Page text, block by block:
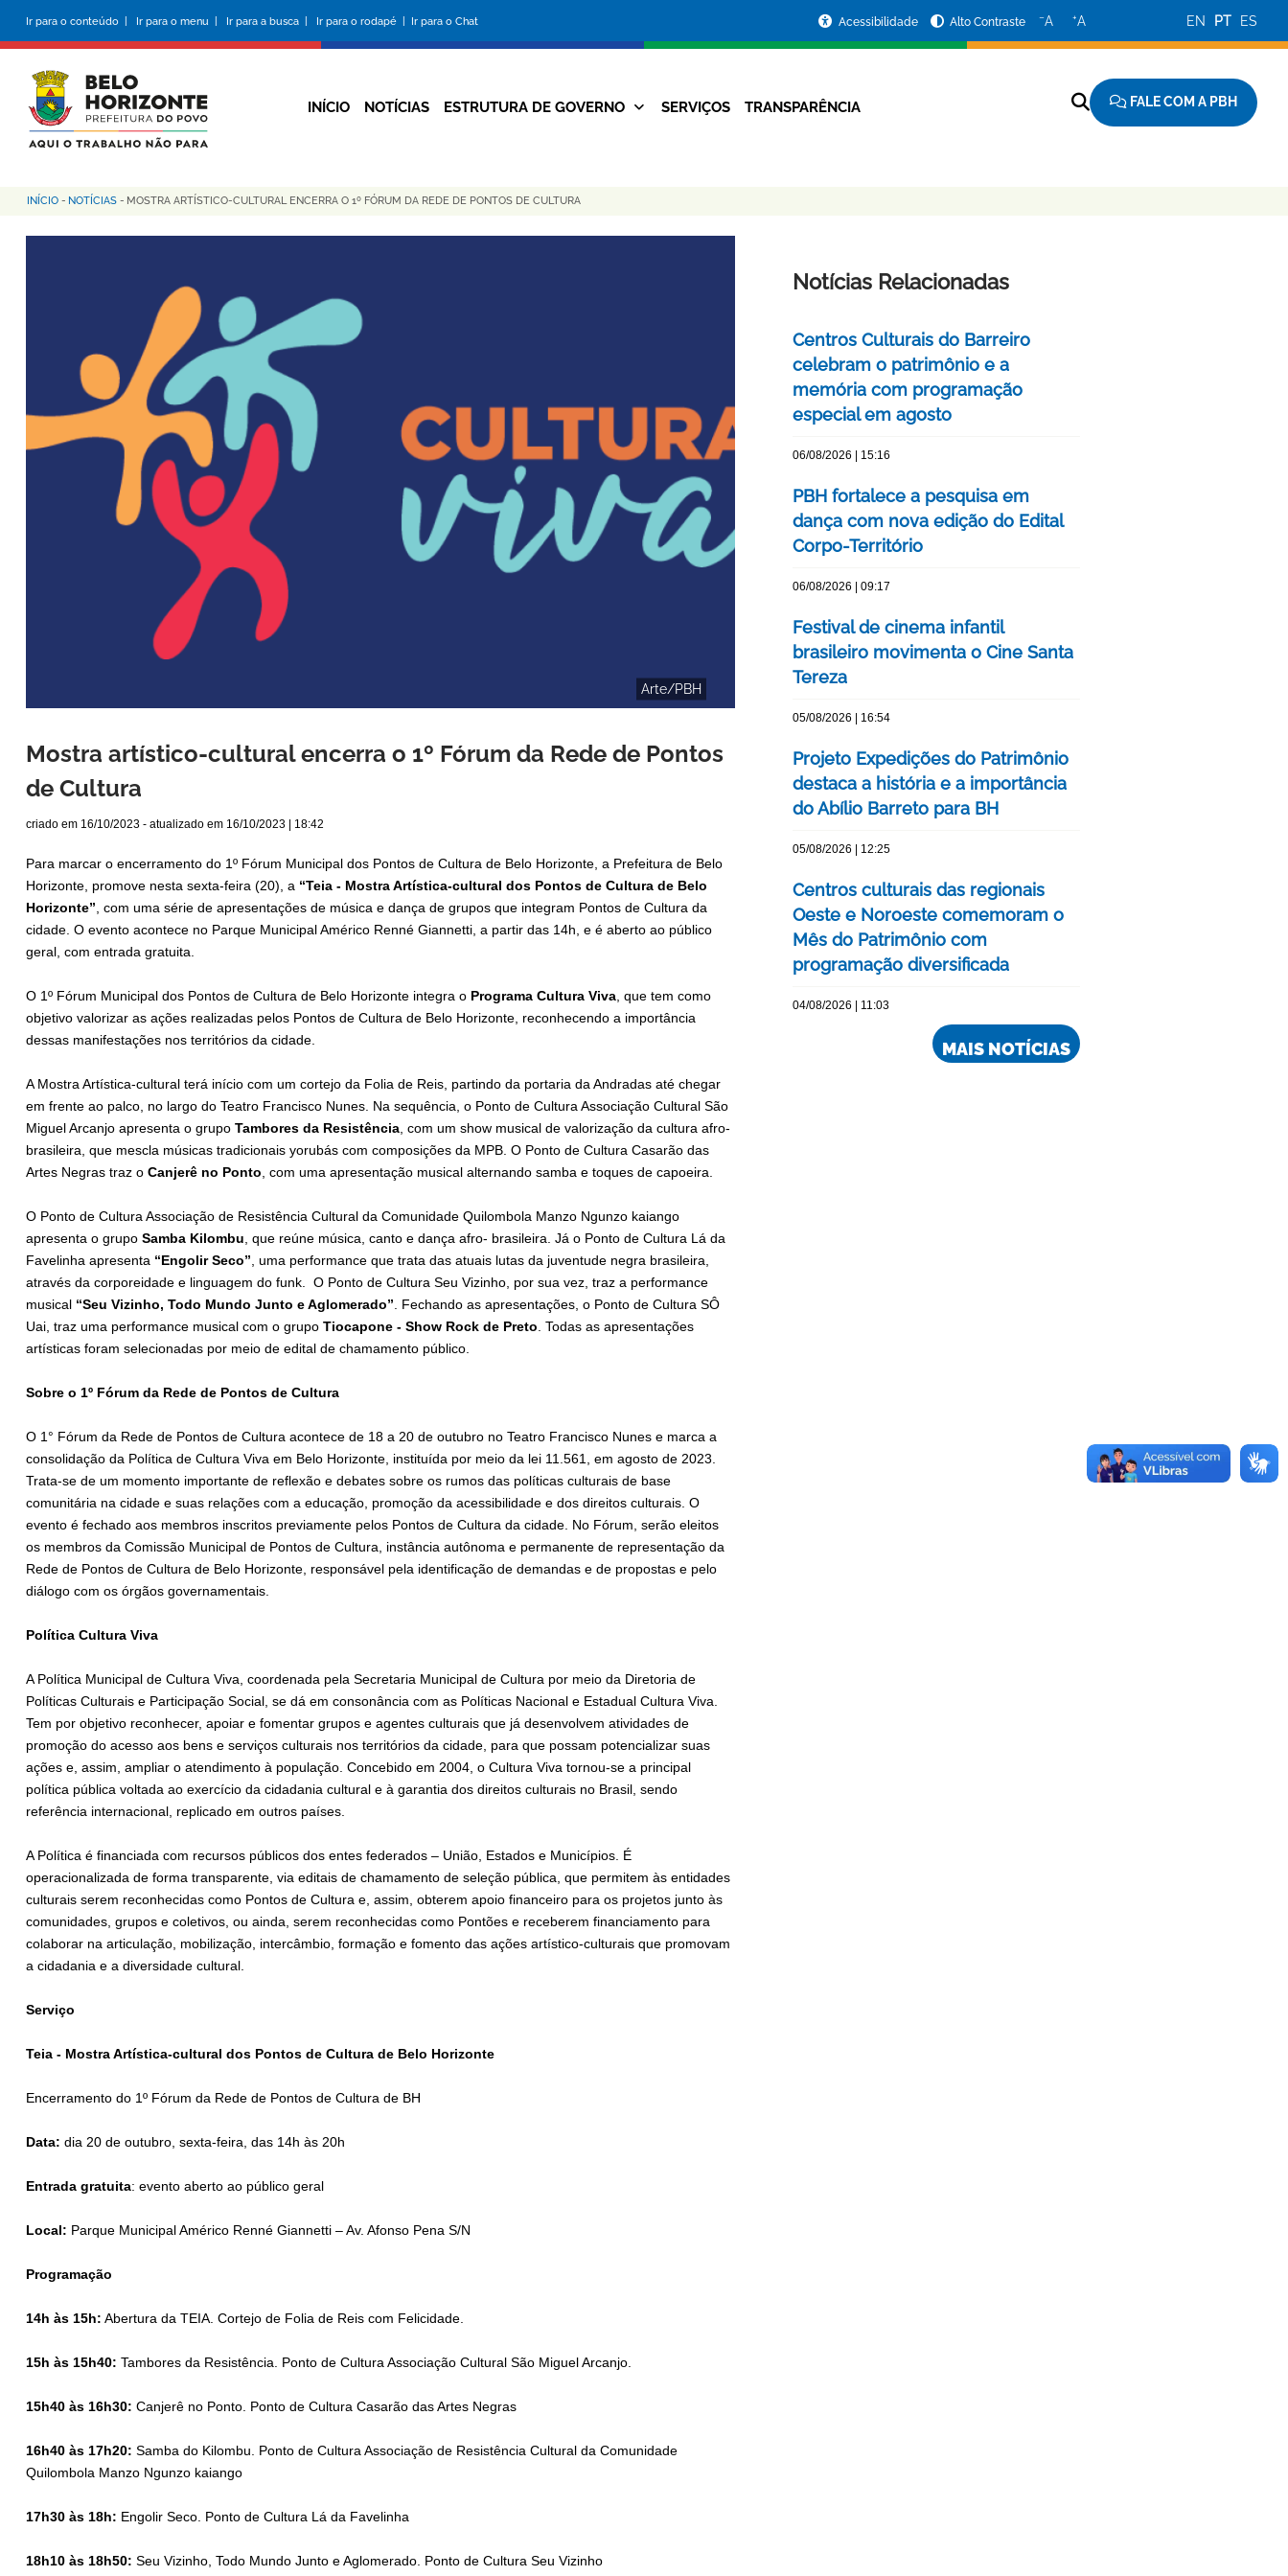
conteúdo
principal
Ir para o conteúdo | Ir para o menu | Ir para a busca | Ir para o rodapé | Ir para o Chat
da
Prefeitura
Acessibilidade Alto Contraste −A +A EN PT ES
Navegação
INÍCIO NOTÍCIAS ESTRUTURA DE GOVERNO SERVIÇOS TRANSPARÊNCIA FALE COM A PBH
Trilha
de
INÍCIO - NOTÍCIAS - MOSTRA ARTÍSTICO-CULTURAL ENCERRA O 1º FÓRUM DA REDE DE PONTOS DE CULTURA
Arte/PBH
Mostra artístico-cultural encerra o 1º Fórum da Rede de Pontos
de Cultura
criado em 16/10/2023 - atualizado em 16/10/2023 | 18:42
Para marcar o encerramento do 1º Fórum Municipal dos Pontos de Cultura de Belo Horizonte, a Prefeitura de Belo
Horizonte, promove nesta sexta-feira (20), a “Teia - Mostra Artística-cultural dos Pontos de Cultura de Belo
Horizonte”, com uma série de apresentações de música e dança de grupos que integram Pontos de Cultura da
cidade. O evento acontece no Parque Municipal Américo Renné Giannetti, a partir das 14h, e é aberto ao público
geral, com entrada gratuita.
O 1º Fórum Municipal dos Pontos de Cultura de Belo Horizonte integra o Programa Cultura Viva, que tem como
objetivo valorizar as ações realizadas pelos Pontos de Cultura de Belo Horizonte, reconhecendo a importância
dessas manifestações nos territórios da cidade.
A Mostra Artística-cultural terá início com um cortejo da Folia de Reis, partindo da portaria da Andradas até chegar
em frente ao palco, no largo do Teatro Francisco Nunes. Na sequência, o Ponto de Cultura Associação Cultural São
Miguel Arcanjo apresenta o grupo Tambores da Resistência, com um show musical de valorização da cultura afro-
brasileira, que mescla músicas tradicionais yorubás com composições da MPB. O Ponto de Cultura Casarão das
Artes Negras traz o Canjerê no Ponto, com uma apresentação musical alternando samba e toques de capoeira.
O Ponto de Cultura Associação de Resistência Cultural da Comunidade Quilombola Manzo Ngunzo kaiango
apresenta o grupo Samba Kilombu, que reúne música, canto e dança afro- brasileira. Já o Ponto de Cultura Lá da
Favelinha apresenta “Engolir Seco”, uma performance que trata das atuais lutas da juventude negra brasileira,
através da corporeidade e linguagem do funk. O Ponto de Cultura Seu Vizinho, por sua vez, traz a performance
musical “Seu Vizinho, Todo Mundo Junto e Aglomerado”. Fechando as apresentações, o Ponto de Cultura SÔ
Uai, traz uma performance musical com o grupo Tiocapone - Show Rock de Preto. Todas as apresentações
artísticas foram selecionadas por meio de edital de chamamento público.
Sobre o 1º Fórum da Rede de Pontos de Cultura
O 1° Fórum da Rede de Pontos de Cultura acontece de 18 a 20 de outubro no Teatro Francisco Nunes e marca a
consolidação da Política de Cultura Viva em Belo Horizonte, instituída por meio da lei 11.561, em agosto de 2023.
Trata-se de um momento importante de reflexão e debates sobre os rumos das políticas culturais de base
comunitária na cidade e suas relações com a educação, promoção da acessibilidade e dos direitos culturais. O
evento é fechado aos membros inscritos previamente pelos Pontos de Cultura da cidade. No Fórum, serão eleitos
os membros da Comissão Municipal de Pontos de Cultura, instância autônoma e permanente de representação da
Rede de Pontos de Cultura de Belo Horizonte, responsável pela identificação de demandas e de propostas e pelo
diálogo com os órgãos governamentais.
Política Cultura Viva
A Política Municipal de Cultura Viva, coordenada pela Secretaria Municipal de Cultura por meio da Diretoria de
Políticas Culturais e Participação Social, se dá em consonância com as Políticas Nacional e Estadual Cultura Viva.
Tem por objetivo reconhecer, apoiar e fomentar grupos e agentes culturais que já desenvolvem atividades de
promoção do acesso aos bens e serviços culturais nos territórios da cidade, para que possam potencializar suas
ações e, assim, ampliar o atendimento à população. Concebido em 2004, o Cultura Viva tornou-se a principal
política pública voltada ao exercício da cidadania cultural e à garantia dos direitos culturais no Brasil, sendo
referência internacional, replicado em outros países.
A Política é financiada com recursos públicos dos entes federados – União, Estados e Municípios. É
operacionalizada de forma transparente, via editais de chamamento de seleção pública, que permitem às entidades
culturais serem reconhecidas como Pontos de Cultura e, assim, obterem apoio financeiro para os projetos junto às
comunidades, grupos e coletivos, ou ainda, serem reconhecidas como Pontões e receberem financiamento para
colaborar na articulação, mobilização, intercâmbio, formação e fomento das ações artístico-culturais que promovam
a cidadania e a diversidade cultural.
Serviço
Teia - Mostra Artística-cultural dos Pontos de Cultura de Belo Horizonte
Encerramento do 1º Fórum da Rede de Pontos de Cultura de BH
Data: dia 20 de outubro, sexta-feira, das 14h às 20h
Entrada gratuita: evento aberto ao público geral
Local: Parque Municipal Américo Renné Giannetti – Av. Afonso Pena S/N
Programação
14h às 15h: Abertura da TEIA. Cortejo de Folia de Reis com Felicidade.
15h às 15h40: Tambores da Resistência. Ponto de Cultura Associação Cultural São Miguel Arcanjo.
15h40 às 16h30: Canjerê no Ponto. Ponto de Cultura Casarão das Artes Negras
16h40 às 17h20: Samba do Kilombu. Ponto de Cultura Associação de Resistência Cultural da Comunidade
Quilombola Manzo Ngunzo kaiango
17h30 às 18h: Engolir Seco. Ponto de Cultura Lá da Favelinha
18h10 às 18h50: Seu Vizinho, Todo Mundo Junto e Aglomerado. Ponto de Cultura Seu Vizinho
Notícias Relacionadas
Centros Culturais do Barreiro
celebram o patrimônio e a
memória com programação
especial em agosto
06/08/2026 | 15:16
PBH fortalece a pesquisa em
dança com nova edição do Edital
Corpo-Território
06/08/2026 | 09:17
Festival de cinema infantil
brasileiro movimenta o Cine Santa
Tereza
05/08/2026 | 16:54
Projeto Expedições do Patrimônio
destaca a história e a importância
do Abílio Barreto para BH
05/08/2026 | 12:25
Centros culturais das regionais
Oeste e Noroeste comemoram o
Mês do Patrimônio com
programação diversificada
04/08/2026 | 11:03
MAIS NOTÍCIAS